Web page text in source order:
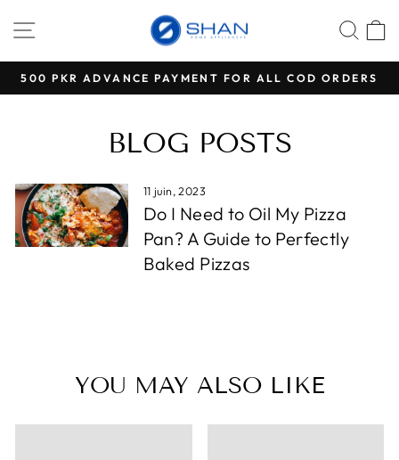
au
Diaporama
500 PKR ADVANCE PAYMENT FOR ALL COD ORDERS
BLOG POSTS
11 juin, 2023
Do I Need to Oil My Pizza
Pan? A Guide to Perfectly
Baked Pizzas
YOU MAY ALSO LIKE